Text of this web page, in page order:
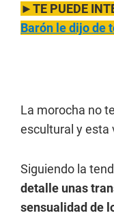
►TE PUEDE
Barón le dijo de
La morocha no
escultural y esta
Siguiendo la
detalle unas
sensualidad de